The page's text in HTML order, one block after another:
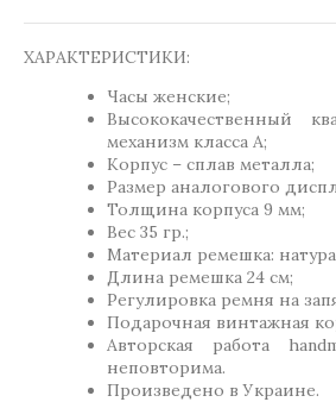
ХАРАКТЕРИСТИКИ:
Часы женские;
Высококачественный
механизм класса А;
Корпус – сплав металла;
Размер аналогового
Толщина корпуса 9 мм;
Вес 35 гр.;
Материал ремешка:
Длина ремешка 24 см;
Регулировка ремня на
Подарочная винтажная
Авторская работа
неповторима.
Произведено в Украине.